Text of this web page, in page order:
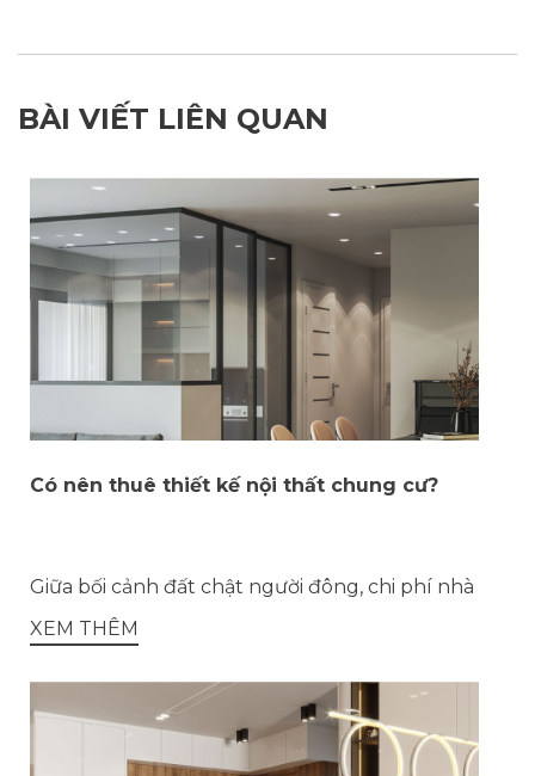
BÀI VIẾT LIÊN QUAN
Có nên thuê thiết kế nội thất chung cư?
Giữa bối cảnh đất chật người đông, chi phí nhà
XEM THÊM